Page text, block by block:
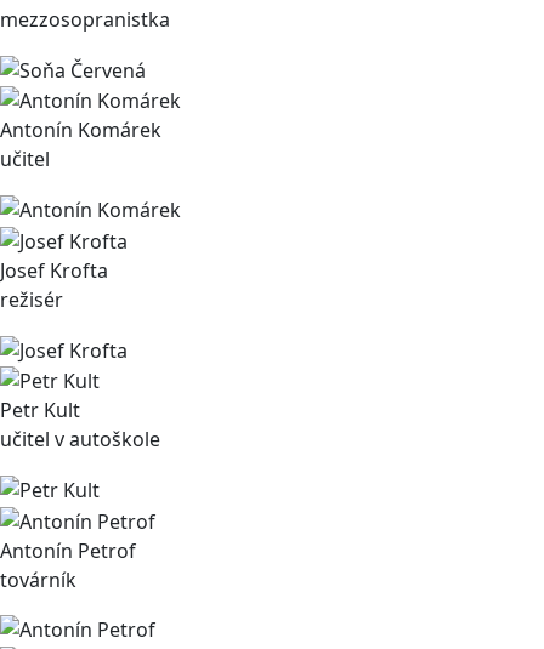
mezzosopranistka
Antonín Komárek
učitel
Josef Krofta
režisér
Petr Kult
učitel v autoškole
Antonín Petrof
továrník